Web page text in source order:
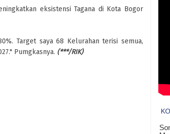
eksistensi Tagana di Kota Bogor
Target saya 68 Kelurahan terisi semua,
Pumgkasnya. (***/RIK)